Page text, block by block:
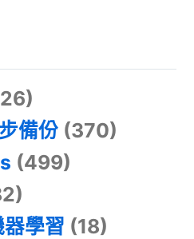
備份 (370)
(499)
學習 (18)